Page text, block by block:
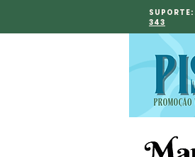
SUPORTE:
343